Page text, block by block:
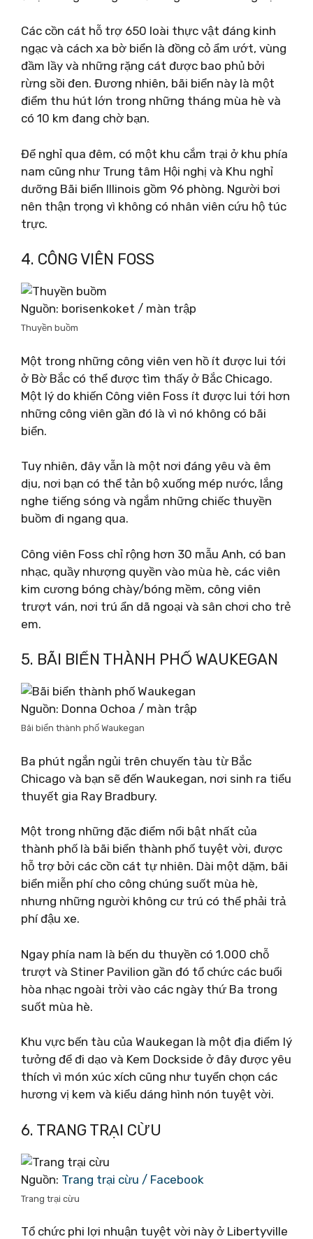
Các cồn cát hỗ trợ 650 loài thực vật đáng kinh
ngạc và cách xa bờ biển là đồng cỏ ẩm ướt, vùng
đầm lầy và những rặng cát được bao phủ bởi
rừng sồi đen. Đương nhiên, bãi biển này là một
điểm thu hút lớn trong những tháng mùa hè và
có 10 km đang chờ bạn.
Để nghỉ qua đêm, có một khu cắm trại ở khu phía
nam cũng như Trung tâm Hội nghị và Khu nghỉ
dưỡng Bãi biển Illinois gồm 96 phòng. Người bơi
nên thận trọng vì không có nhân viên cứu hộ túc
trực.
4. CÔNG VIÊN FOSS
Nguồn: borisenkoket / màn trập
Thuyền buồm
Một trong những công viên ven hồ ít được lui tới
ở Bờ Bắc có thể được tìm thấy ở Bắc Chicago.
Một lý do khiến Công viên Foss ít được lui tới hơn
những công viên gần đó là vì nó không có bãi
biển.
Tuy nhiên, đây vẫn là một nơi đáng yêu và êm
dịu, nơi bạn có thể tản bộ xuống mép nước, lắng
nghe tiếng sóng và ngắm những chiếc thuyền
buồm đi ngang qua.
Công viên Foss chỉ rộng hơn 30 mẫu Anh, có ban
nhạc, quầy nhượng quyền vào mùa hè, các viên
kim cương bóng chày/bóng mềm, công viên
trượt ván, nơi trú ẩn dã ngoại và sân chơi cho trẻ
em.
5. BÃI BIỂN THÀNH PHỐ WAUKEGAN
Nguồn: Donna Ochoa / màn trập
Bãi biển thành phố Waukegan
Ba phút ngắn ngủi trên chuyến tàu từ Bắc
Chicago và bạn sẽ đến Waukegan, nơi sinh ra tiểu
thuyết gia Ray Bradbury.
Một trong những đặc điểm nổi bật nhất của
thành phố là bãi biển thành phố tuyệt vời, được
hỗ trợ bởi các cồn cát tự nhiên. Dài một dặm, bãi
biển miễn phí cho công chúng suốt mùa hè,
nhưng những người không cư trú có thể phải trả
phí đậu xe.
Ngay phía nam là bến du thuyền có 1.000 chỗ
trượt và Stiner Pavilion gần đó tổ chức các buổi
hòa nhạc ngoài trời vào các ngày thứ Ba trong
suốt mùa hè.
Khu vực bến tàu của Waukegan là một địa điểm lý
tưởng để đi dạo và Kem Dockside ở đây được yêu
thích vì món xúc xích cũng như tuyển chọn các
hương vị kem và kiểu dáng hình nón tuyệt vời.
6. TRANG TRẠI CỪU
Nguồn: Trang trại cừu / Facebook
Trang trại cừu
Tổ chức phi lợi nhuận tuyệt vời này ở Libertyville